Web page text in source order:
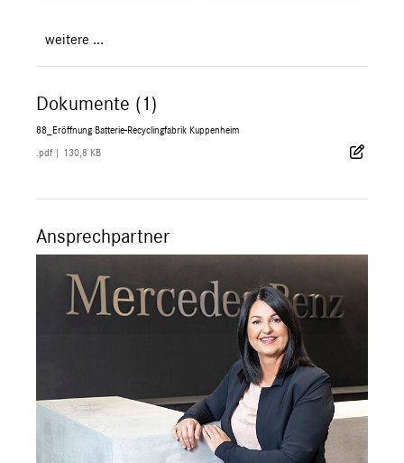
weitere ...
Dokumente (1)
88_Eröffnung Batterie-Recyclingfabrik Kuppenheim
.pdf 130,8 KB
Ansprechpartner